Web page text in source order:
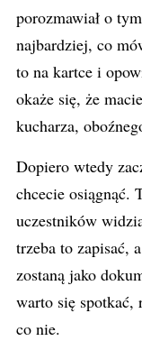
porozmawiał o
najbardziej, co
to na kartce i
okaże się, że
kucharza,
Dopiero wtedy
chcecie osiągnąć.
uczestników
trzeba to zapisać,
zostaną jako
warto się spotkać,
co nie.